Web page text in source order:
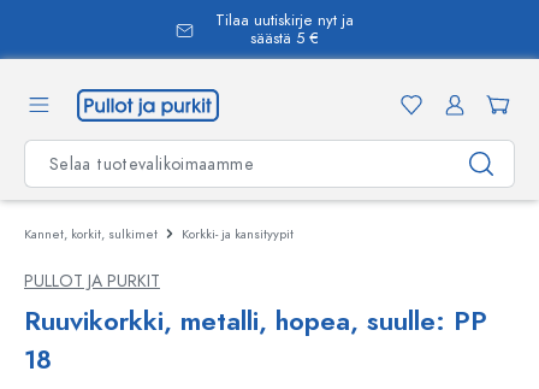
Tilaa uutiskirje nyt ja
säästä 5 €
Kannet, korkit, sulkimet Korkki- ja kansityypit
PULLOT JA PURKIT
Ruuvikorkki, metalli, hopea, suulle: PP
18